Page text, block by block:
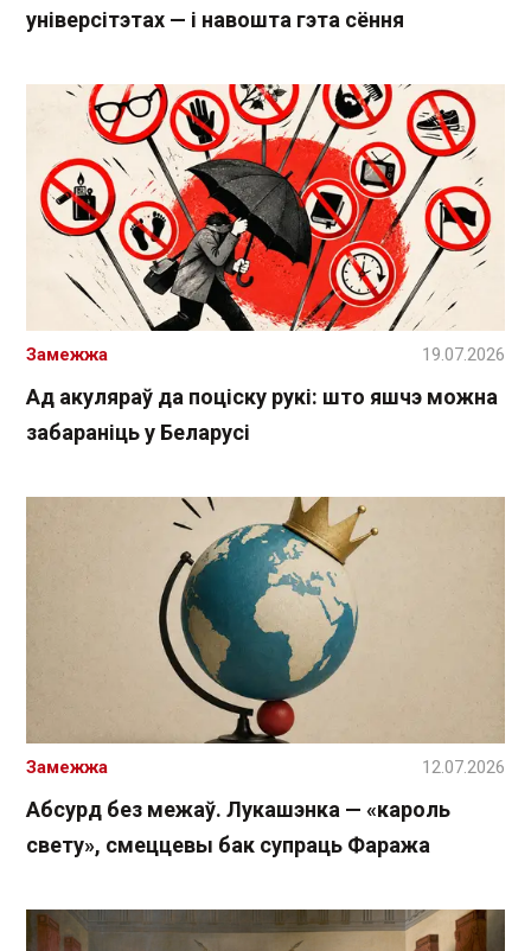
універсітэтах — і навошта гэта сёння
Ад акуляраў да поціску рукі: што яшчэ можна
забараніць у Беларусі
Замежжа 19.07.2026
Абсурд без межаў. Лукашэнка — «кароль
свету», смеццевы бак супраць Фаража
Замежжа 12.07.2026